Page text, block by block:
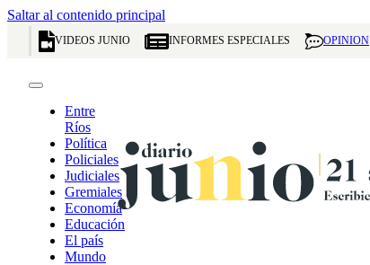
Saltar al contenido principal
VIDEOS JUNIO INFORMES ESPECIALES OPINION
Entre
Ríos
Política
Policiales
Judiciales
Gremiales
Economía
Educación
El país
Mundo